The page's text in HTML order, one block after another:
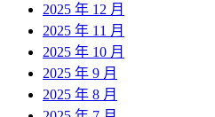
2025 年 12 月
2025 年 11 月
2025 年 10 月
2025 年 9 月
2025 年 8 月